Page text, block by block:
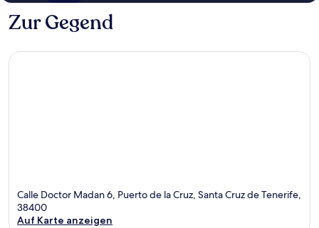
Zur Gegend
Calle Doctor Madan 6, Puerto de la Cruz, Santa Cruz de Tenerife,
38400
Auf Karte anzeigen